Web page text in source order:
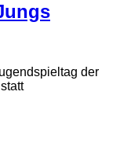
der